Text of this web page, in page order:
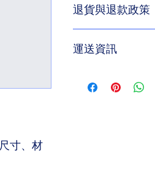
寸、材
寸、材料、保固和清
客有信心和决心購買
退貨與退款政策
產品。撰寫政策時，
運送資訊
的資訊。撰寫政策時